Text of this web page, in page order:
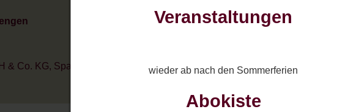
& Co. KG, Sparkasse Freiburg, IBAN: DE02680501010013147486
sind essenziell für den Betrieb der Seite. Sie
können selbst entscheiden, ob Sie die Cookies
Cookies zur Analyse und Datenververfolgung
Veranstaltungen
wieder ab nach den Sommerferien
Abokiste